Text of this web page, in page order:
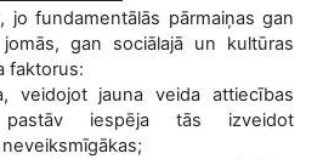
jo fundamentālās pārmaiņas gan
gan sociālajā un kultūras
faktorus:
veidojot jauna veida attie­cības
iespēja tās izveidot